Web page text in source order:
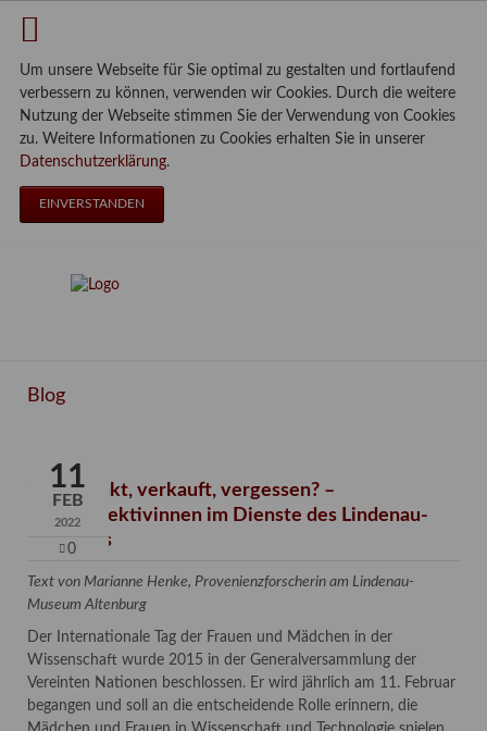
Um unsere Webseite für Sie optimal zu gestalten und fortlaufend
verbessern zu können, verwenden wir Cookies. Durch die weitere
Nutzung der Webseite stimmen Sie der Verwendung von Cookies
zu. Weitere Informationen zu Cookies erhalten Sie in unserer
Datenschutzerklärung.
EINVERSTANDEN
Blog
11
FEB
2022
0
Verschenkt, verkauft, vergessen? –
Kunstdetektivinnen im Dienste des Lindenau-
Museums
Text von Marianne Henke, Provenienzforscherin am Lindenau-
Museum Altenburg
Der Internationale Tag der Frauen und Mädchen in der
Wissenschaft wurde 2015 in der Generalversammlung der
Vereinten Nationen beschlossen. Er wird jährlich am 11. Februar
begangen und soll an die entscheidende Rolle erinnern, die